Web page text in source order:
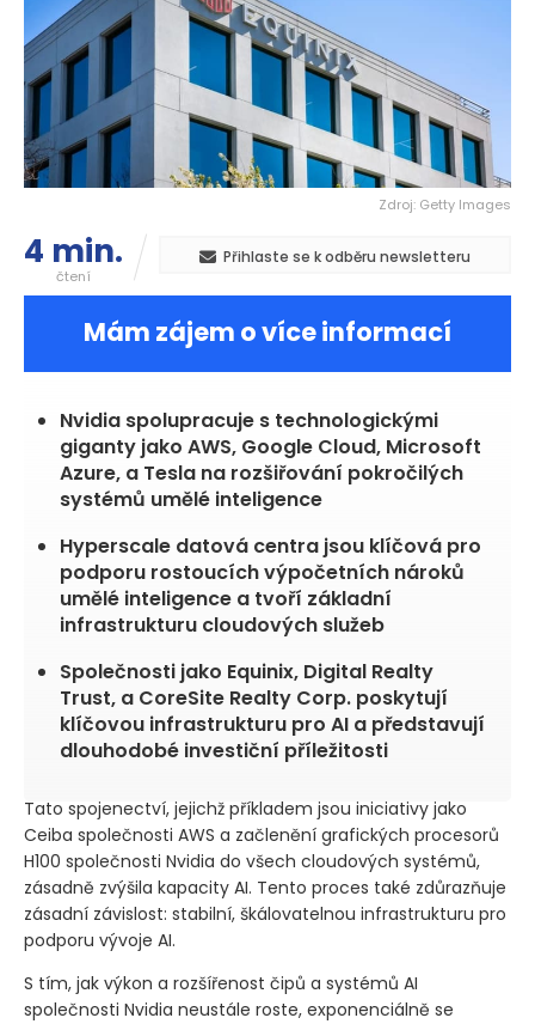
Zdroj: Getty Images
4 min.
čtení
Přihlaste se k odběru newsletteru
Mám zájem o více informací
Nvidia spolupracuje s technologickými
giganty jako AWS, Google Cloud, Microsoft
Azure, a Tesla na rozšiřování pokročilých
systémů umělé inteligence
Hyperscale datová centra jsou klíčová pro
podporu rostoucích výpočetních nároků
umělé inteligence a tvoří základní
infrastrukturu cloudových služeb
Společnosti jako Equinix, Digital Realty
Trust, a CoreSite Realty Corp. poskytují
klíčovou infrastrukturu pro AI a představují
dlouhodobé investiční příležitosti
Tato spojenectví, jejichž příkladem jsou iniciativy jako
Ceiba společnosti AWS a začlenění grafických procesorů
H100 společnosti Nvidia do všech cloudových systémů,
zásadně zvýšila kapacity AI. Tento proces také zdůrazňuje
zásadní závislost: stabilní, škálovatelnou infrastrukturu pro
podporu vývoje AI.
S tím, jak výkon a rozšířenost čipů a systémů AI
společnosti Nvidia neustále roste, exponenciálně se